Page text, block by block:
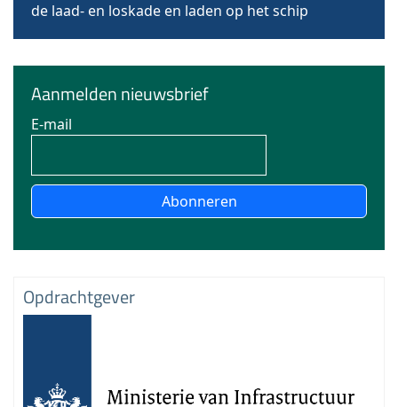
de laad- en loskade en laden op het schip
Aanmelden nieuwsbrief
E-mail
Abonneren
Opdrachtgever